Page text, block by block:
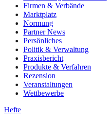
Firmen & Verbände
Marktplatz
Normung
Partner News
Persönliches
Politik & Verwaltung
Praxisbericht
Produkte & Verfahren
Rezension
Veranstaltungen
Wettbewerbe
Hefte